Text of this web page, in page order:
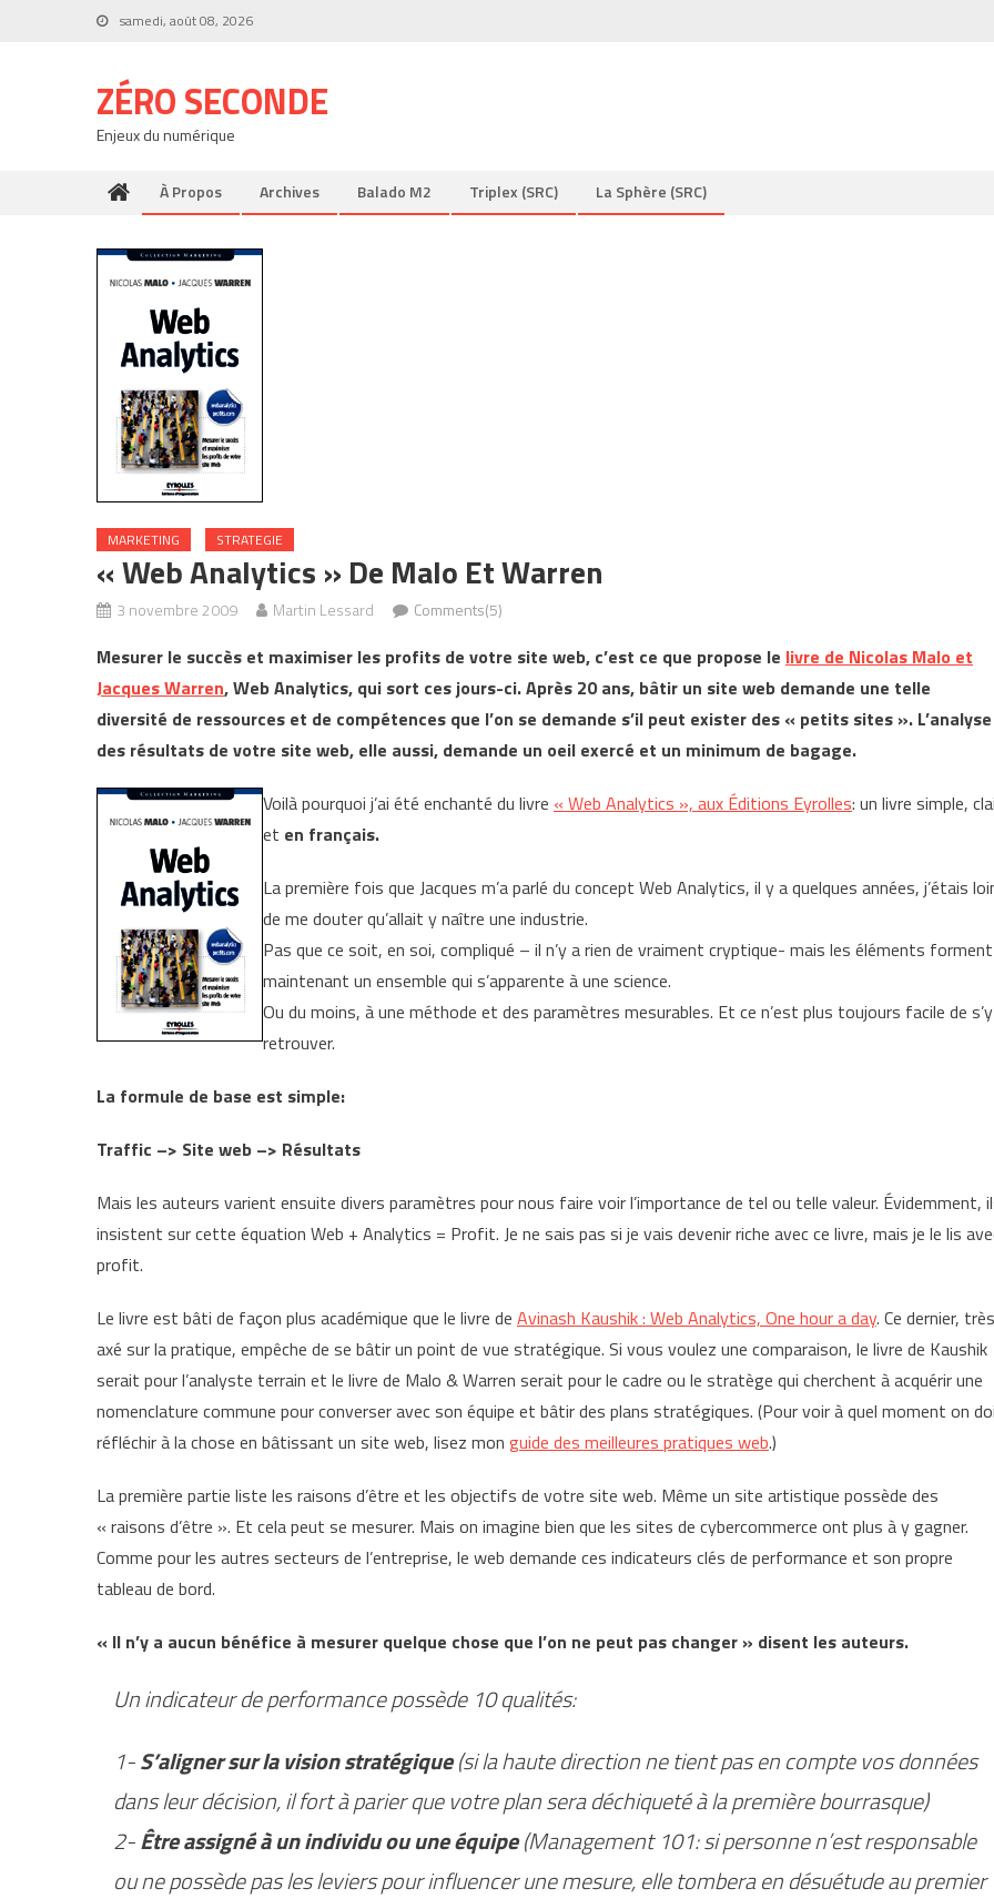
samedi, août 08, 2026
ZÉRO SECONDE
Enjeux du numérique
À Propos Archives Balado M2 Triplex (SRC) La Sphère (SRC)
MARKETING STRATEGIE
« Web Analytics » De Malo Et Warren
3 novembre 2009 Martin Lessard Comments(5)
Mesurer le succès et maximiser les profits de votre site web, c’est ce que propose le livre de Nicolas Malo et
Jacques Warren, Web Analytics, qui sort ces jours-ci. Après 20 ans, bâtir un site web demande une telle
diversité de ressources et de compétences que l’on se demande s’il peut exister des « petits sites ». L’analyse
des résultats de votre site web, elle aussi, demande un oeil exercé et un minimum de bagage.
Voilà pourquoi j’ai été enchanté du livre « Web Analytics », aux Éditions Eyrolles: un livre simple,
et en français.
La première fois que Jacques m’a parlé du concept Web Analytics, il y a quelques années, j’étais
de me douter qu’allait y naître une industrie.
Pas que ce soit, en soi, compliqué – il n’y a rien de vraiment cryptique- mais les éléments forment
maintenant un ensemble qui s’apparente à une science.
Ou du moins, à une méthode et des paramètres mesurables. Et ce n’est plus toujours facile de s’y
retrouver.
La formule de base est simple:
Traffic –> Site web –> Résultats
Mais les auteurs varient ensuite divers paramètres pour nous faire voir l’importance de tel ou telle valeur. Évidemment,
insistent sur cette équation Web + Analytics = Profit. Je ne sais pas si je vais devenir riche avec ce livre, mais je le lis
profit.
Le livre est bâti de façon plus académique que le livre de Avinash Kaushik : Web Analytics, One hour a day. Ce dernier, très
axé sur la pratique, empêche de se bâtir un point de vue stratégique. Si vous voulez une comparaison, le livre de Kaushik
serait pour l’analyste terrain et le livre de Malo & Warren serait pour le cadre ou le stratège qui cherchent à acquérir une
nomenclature commune pour converser avec son équipe et bâtir des plans stratégiques. (Pour voir à quel moment on
réfléchir à la chose en bâtissant un site web, lisez mon guide des meilleures pratiques web.)
La première partie liste les raisons d’être et les objectifs de votre site web. Même un site artistique possède des
« raisons d’être ». Et cela peut se mesurer. Mais on imagine bien que les sites de cybercommerce ont plus à y gagner.
Comme pour les autres secteurs de l’entreprise, le web demande ces indicateurs clés de performance et son propre
tableau de bord.
« Il n’y a aucun bénéfice à mesurer quelque chose que l’on ne peut pas changer » disent les auteurs.
Un indicateur de performance possède 10 qualités:
1-S’aligner sur la vision stratégique(si la haute direction ne tient pas en compte vos données
dans leur décision, il fort à parier que votre plan sera déchiqueté à la première bourrasque)
2-Être assigné à un individu ou une équipe(Management 101: si personne n’est responsable
ou ne possède pas les leviers pour influencer une mesure, elle tombera en désuétude au premier